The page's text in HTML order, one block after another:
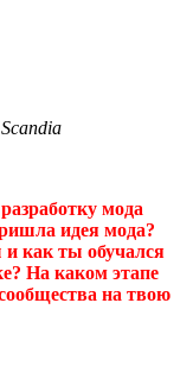
мода
идея мода?
как ты обучался
На каком этапе
на твою